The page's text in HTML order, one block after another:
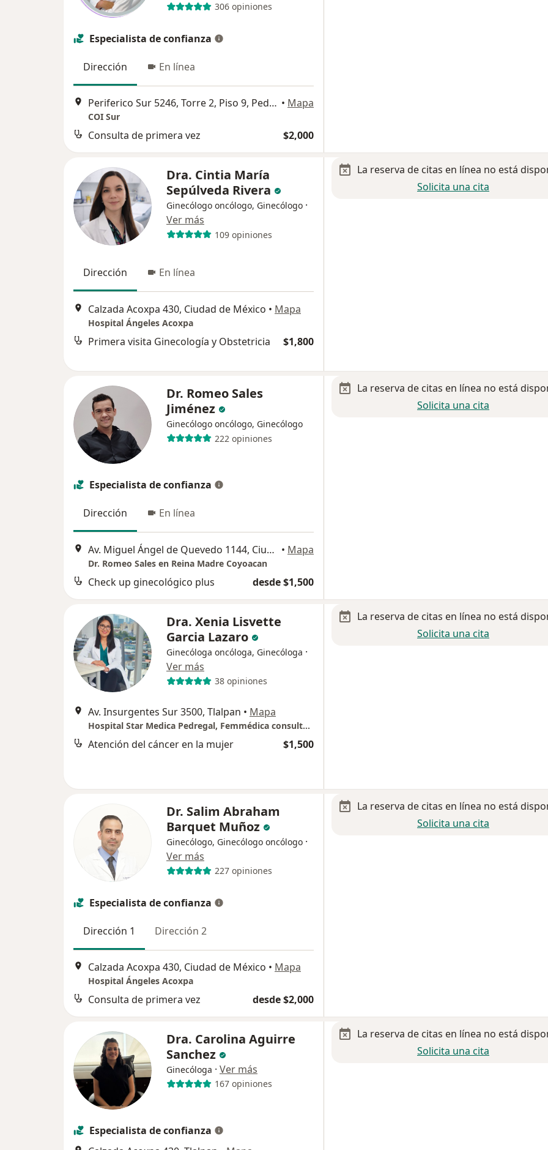
306 opiniones
Especialista de confianza
Dirección En línea
Periferico Sur 5246, Torre 2, Piso 9, Pedregal de Carrasco, Coyoacán • Mapa
COI Sur
Consulta de primera vez $2,000
Dra. Cintia María
Sepúlveda Rivera
Ginecólogo oncólogo, Ginecólogo ·
Ver más
109 opiniones
Dirección En línea
Calzada Acoxpa 430, Ciudad de México • Mapa
Hospital Ángeles Acoxpa
Primera visita Ginecología y Obstetricia $1,800
La reserva de citas en línea no está
Solicita una cita
Dr. Romeo Sales
Jiménez
Ginecólogo oncólogo, Ginecólogo
222 opiniones
Especialista de confianza
Dirección En línea
Av. Miguel Ángel de Quevedo 1144, Ciudad de México • Mapa
Dr. Romeo Sales en Reina Madre Coyoacan
Check up ginecológico plus desde $1,500
La reserva de citas en línea no está
Solicita una cita
Dra. Xenia Lisvette
Garcia Lazaro
Ginecóloga oncóloga, Ginecóloga ·
Ver más
38 opiniones
Av. Insurgentes Sur 3500, Tlalpan • Mapa
Hospital Star Medica Pedregal, Femmédica consultorio 634
Atención del cáncer en la mujer $1,500
La reserva de citas en línea no está
Solicita una cita
Dr. Salim Abraham
Barquet Muñoz
Ginecólogo, Ginecólogo oncólogo ·
Ver más
227 opiniones
Especialista de confianza
Dirección 1 Dirección 2
Calzada Acoxpa 430, Ciudad de México • Mapa
Hospital Ángeles Acoxpa
Consulta de primera vez desde $2,000
La reserva de citas en línea no está
Solicita una cita
Dra. Carolina Aguirre
Sanchez
Ginecóloga · Ver más
167 opiniones
Especialista de confianza
La reserva de citas en línea no está
Solicita una cita